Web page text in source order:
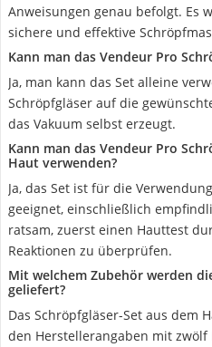
Anweisungen genau befolgt. Es
sichere und effektive
Kann man das Vendeur Pro
Ja, man kann das Set alleine
Schröpfgläser auf die
das Vakuum selbst erzeugt.
Kann man das Vendeur Pro
Haut verwenden?
Ja, das Set ist für die
geeignet, einschließlich
ratsam, zuerst einen Hauttest
Reaktionen zu überprüfen.
Mit welchem Zubehör werden
geliefert?
Das Schröpfgläser-Set aus dem
den Herstellerangaben mit